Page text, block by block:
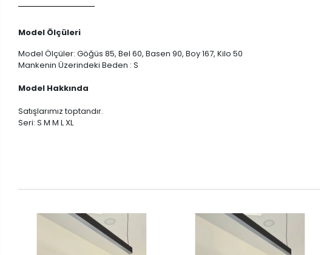
Model Ölçüleri
Model Ölçüler: Göğüs 85, Bel 60, Basen 90, Boy 167, Kilo 50
Mankenin Üzerindeki Beden : S
Model Hakkında
Satışlarımız toptandır.
Seri: S M M L XL